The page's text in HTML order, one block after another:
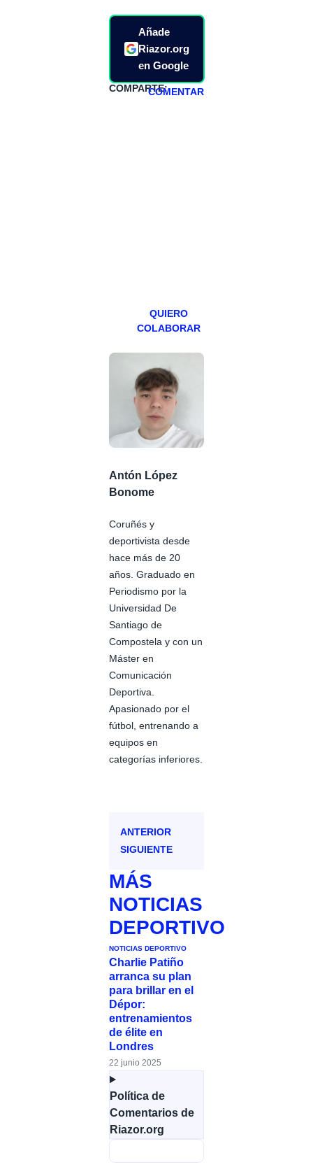
Añade
Riazor.org
en Google
COMPARTE:COMENTAR
QUIERO
COLABORAR
Antón López
Bonome
Coruñés y
deportivista desde
hace más de 20
años. Graduado en
Periodismo por la
Universidad De
Santiago de
Compostela y con un
Máster en
Comunicación
Deportiva.
Apasionado por el
fútbol, entrenando a
equipos en
categorías inferiores.
ANTERIOR
SIGUIENTE
MÁS
NOTICIAS
DEPORTIVO
NOTICIAS DEPORTIVO
Charlie Patiño
arranca su plan
para brillar en el
Dépor:
entrenamientos
de élite en
Londres
22 junio 2025
Política de
Comentarios de
Riazor.org